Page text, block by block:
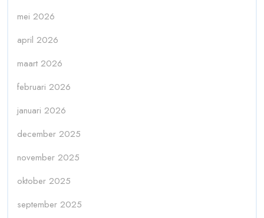
mei 2026
april 2026
maart 2026
februari 2026
januari 2026
december 2025
november 2025
oktober 2025
september 2025